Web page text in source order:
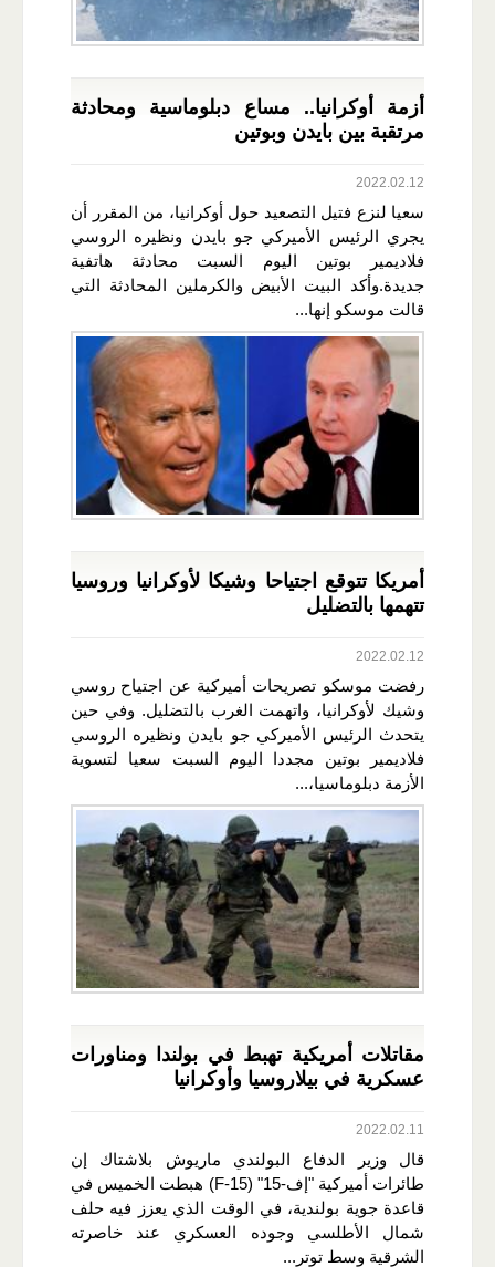
أزمة أوكرانيا.. مساع دبلوماسية ومحادثة
مرتقبة بين بايدن وبوتين
2022.02.12
سعيا لنزع فتيل التصعيد حول أوكرانيا، من المقرر أن
يجري الرئيس الأميركي جو بايدن ونظيره الروسي
فلاديمير بوتين اليوم السبت محادثة هاتفية
جديدة.وأكد البيت الأبيض والكرملين المحادثة التي
قالت موسكو إنها...
أمريكا تتوقع اجتياحا وشيكا لأوكرانيا وروسيا
تتهمها بالتضليل
2022.02.12
رفضت موسكو تصريحات أميركية عن اجتياح روسي
وشيك لأوكرانيا، واتهمت الغرب بالتضليل. وفي حين
يتحدث الرئيس الأميركي جو بايدن ونظيره الروسي
فلاديمير بوتين مجددا اليوم السبت سعيا لتسوية
الأزمة دبلوماسيا،...
مقاتلات أمريكية تهبط في بولندا ومناورات
عسكرية في بيلاروسيا وأوكرانيا
2022.02.11
قال وزير الدفاع البولندي ماريوش بلاشتاك إن
طائرات أميركية "إف-15" (F-15) هبطت الخميس في
قاعدة جوية بولندية، في الوقت الذي يعزز فيه حلف
شمال الأطلسي وجوده العسكري عند خاصرته
الشرقية وسط توتر...